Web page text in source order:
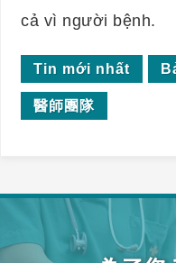
cả vì người bệnh.
Tin mới nhất
醫師團隊